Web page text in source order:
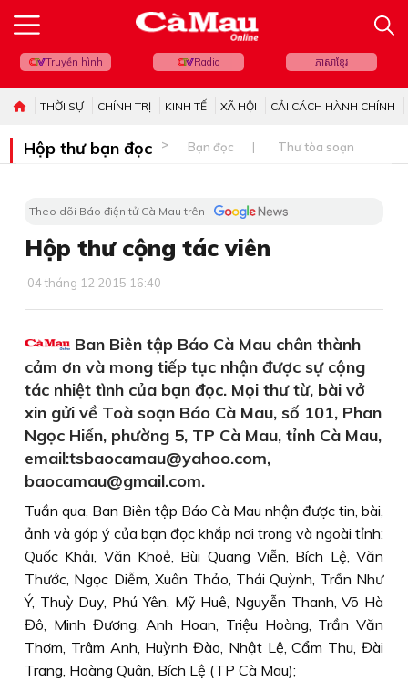
Truyền hình Radio ភាសាខ្មែរ
THỜI SỰ CHÍNH TRỊ KINH TẾ XÃ HỘI CẢI CÁCH HÀNH CHÍNH
Hộp thư bạn đọc Bạn đọc Thư tòa soạn
Theo dõi Báo điện tử Cà Mau trên
Hộp thư cộng tác viên
04 tháng 12 2015 16:40
Ban Biên tập Báo Cà Mau chân thành
cảm ơn và mong tiếp tục nhận được sự cộng
tác nhiệt tình của bạn đọc. Mọi thư từ, bài vở
xin gửi về Toà soạn Báo Cà Mau, số 101, Phan
Ngọc Hiển, phường 5, TP Cà Mau, tỉnh Cà Mau,
email:tsbaocamau@yahoo.com,
baocamau@gmail.com.
Tuần qua, Ban Biên tập Báo Cà Mau nhận được tin, bài,
ảnh và góp ý của bạn đọc khắp nơi trong và ngoài tỉnh:
Quốc Khải, Văn Khoẻ, Bùi Quang Viễn, Bích Lệ, Văn
Thước, Ngọc Diễm, Xuân Thảo, Thái Quỳnh, Trần Như
Ý, Thuỳ Duy, Phú Yên, Mỹ Huê, Nguyễn Thanh, Võ Hà
Đô, Minh Đương, Anh Hoan, Triệu Hoàng, Trần Văn
Thơm, Trâm Anh, Huỳnh Đào, Nhật Lệ, Cẩm Thu, Đài
Trang, Hoàng Quân, Bích Lệ (TP Cà Mau);